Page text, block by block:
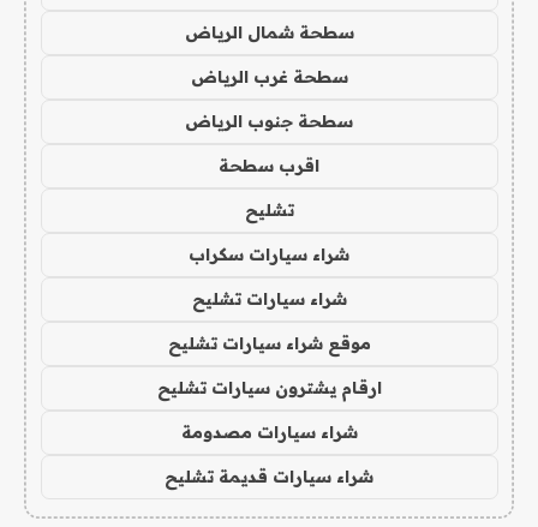
سطحة شمال الرياض
سطحة غرب الرياض
سطحة جنوب الرياض
اقرب سطحة
تشليح
شراء سيارات سكراب
شراء سيارات تشليح
موقع شراء سيارات تشليح
ارقام يشترون سيارات تشليح
شراء سيارات مصدومة
شراء سيارات قديمة تشليح